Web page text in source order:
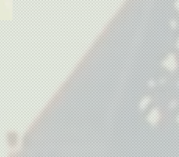
Drone tipo avião de
papel transmite voo ao
vivo pelo smartphone